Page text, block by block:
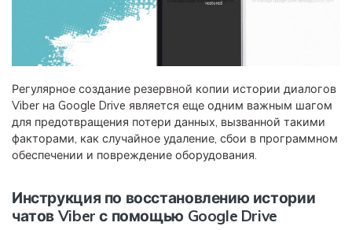
Регулярное создание резервной копии истории диалогов
Viber на Google Drive является еще одним важным шагом
для предотвращения потери данных, вызванной такими
факторами, как случайное удаление, сбои в программном
обеспечении и повреждение оборудования.
Инструкция по восстановлению истории
чатов Viber с помощью Google Drive